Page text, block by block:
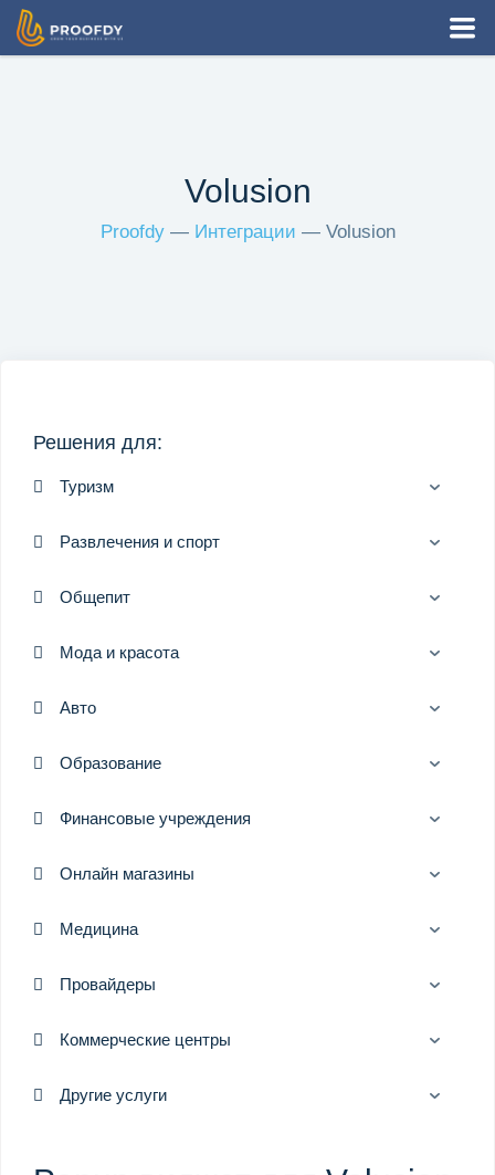
Volusion
Proofdy— Интеграции — Volusion
Решения для:
Туризм
Развлечения и спорт
Общепит
Мода и красота
Авто
Образование
Финансовые учреждения
Онлайн магазины
Медицина
Провайдеры
Коммерческие центры
Другие услуги